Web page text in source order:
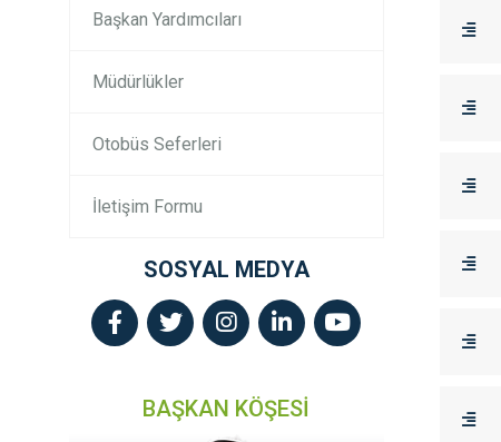
Başkan Yardımcıları
Müdürlükler
Otobüs Seferleri
İletişim Formu
SOSYAL MEDYA
BAŞKAN KÖŞESİ